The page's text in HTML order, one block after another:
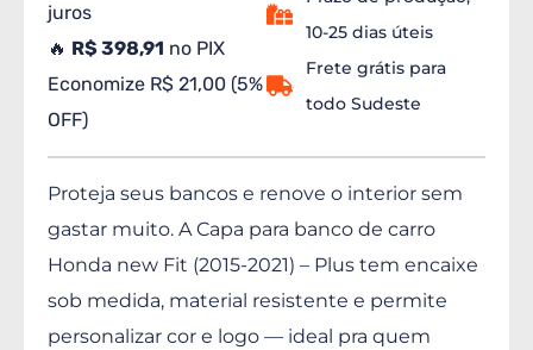
juros
🔥 R$ 398,91 no PIX
Economize R$ 21,00 (5%
OFF)
10-25 dias úteis
Frete grátis para
todo Sudeste
Proteja seus bancos e renove o interior sem
gastar muito. A Capa para banco de carro
Honda new Fit (2015-2021) – Plus tem encaixe
sob medida, material resistente e permite
personalizar cor e logo — ideal pra quem